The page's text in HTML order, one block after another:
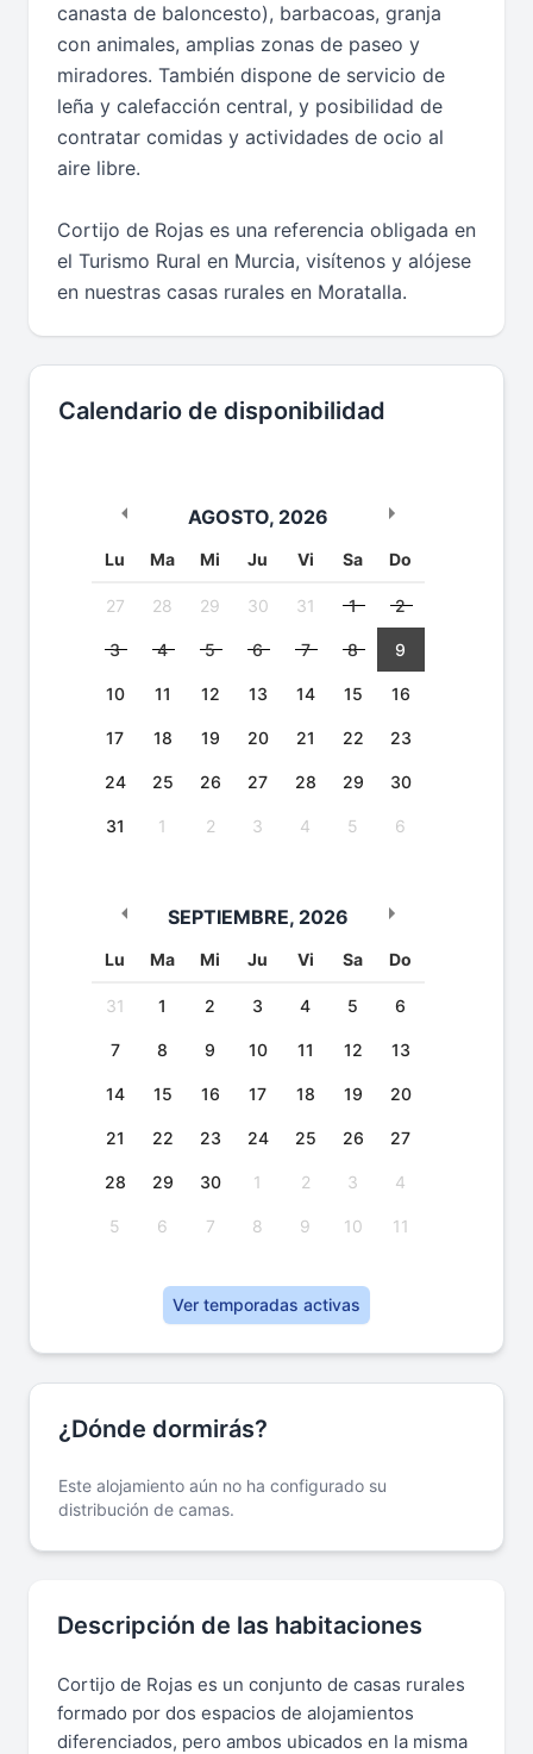
canasta de baloncesto), barbacoas, granja
con animales, amplias zonas de paseo y
miradores. También dispone de servicio de
leña y calefacción central, y posibilidad de
contratar comidas y actividades de ocio al
aire libre.
Cortijo de Rojas es una referencia obligada en
el Turismo Rural en Murcia, visítenos y alójese
en nuestras casas rurales en Moratalla.
Calendario de disponibilidad
AGOSTO, 2026
Lu Ma Mi Ju Vi Sa Do
27 28 29 30 31 1 2
3 4 5 6 7 8 9
10 11 12 13 14 15 16
17 18 19 20 21 22 23
24 25 26 27 28 29 30
31 1 2 3 4 5 6
SEPTIEMBRE, 2026
Lu Ma Mi Ju Vi Sa Do
31 1 2 3 4 5 6
7 8 9 10 11 12 13
14 15 16 17 18 19 20
21 22 23 24 25 26 27
28 29 30 1 2 3 4
5 6 7 8 9 10 11
Ver temporadas activas
¿Dónde dormirás?
Este alojamiento aún no ha configurado su
distribución de camas.
Descripción de las habitaciones
Cortijo de Rojas es un conjunto de casas rurales
formado por dos espacios de alojamientos
diferenciados, pero ambos ubicados en la misma